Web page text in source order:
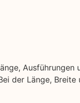
der Länge, Breite